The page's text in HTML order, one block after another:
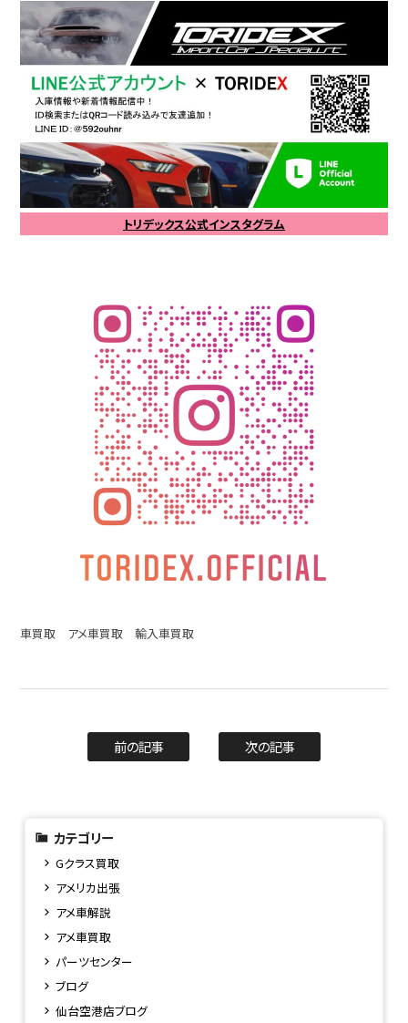
トリデックス公式インスタグラム
車買取 アメ車買取 輸入車買取
前の記事 次の記事
カテゴリー
Gクラス買取
アメリカ出張
アメ車解説
アメ車買取
パーツセンター
ブログ
仙台空港店ブログ